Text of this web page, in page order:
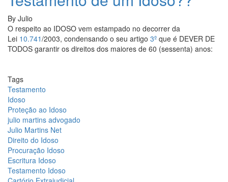
já
By Julio
O respeito ao IDOSO vem estampado no decorrer da
Lei 10.741/2003, condensando o seu artigo 3º que é DEVER DE
TODOS garantir os direitos dos maiores de 60 (sessenta) anos:
Tags
Testamento
Idoso
Proteção ao Idoso
julio martins advogado
Julio Martins Net
Direito do Idoso
Procuração Idoso
Escritura Idoso
Testamento Idoso